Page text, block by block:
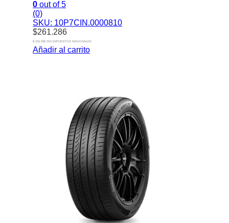
0 out of 5
(0)
SKU: 10P7CIN.0000810
$261.286
$ 215.939 SIN IMPUESTOS NACIONALES
Añadir al carrito